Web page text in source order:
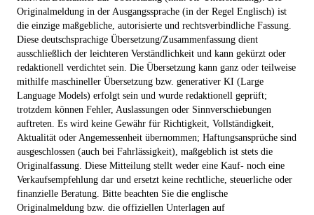
Originalmeldung in der Ausgangssprache (in der Regel Englisch) ist
die einzige maßgebliche, autorisierte und rechtsverbindliche Fassung.
Diese deutschsprachige Übersetzung/Zusammenfassung dient
ausschließlich der leichteren Verständlichkeit und kann gekürzt oder
redaktionell verdichtet sein. Die Übersetzung kann ganz oder teilweise
mithilfe maschineller Übersetzung bzw. generativer KI (Large
Language Models) erfolgt sein und wurde redaktionell geprüft;
trotzdem können Fehler, Auslassungen oder Sinnverschiebungen
auftreten. Es wird keine Gewähr für Richtigkeit, Vollständigkeit,
Aktualität oder Angemessenheit übernommen; Haftungsansprüche sind
ausgeschlossen (auch bei Fahrlässigkeit), maßgeblich ist stets die
Originalfassung. Diese Mitteilung stellt weder eine Kauf- noch eine
Verkaufsempfehlung dar und ersetzt keine rechtliche, steuerliche oder
finanzielle Beratung. Bitte beachten Sie die englische
Originalmeldung bzw. die offiziellen Unterlagen auf